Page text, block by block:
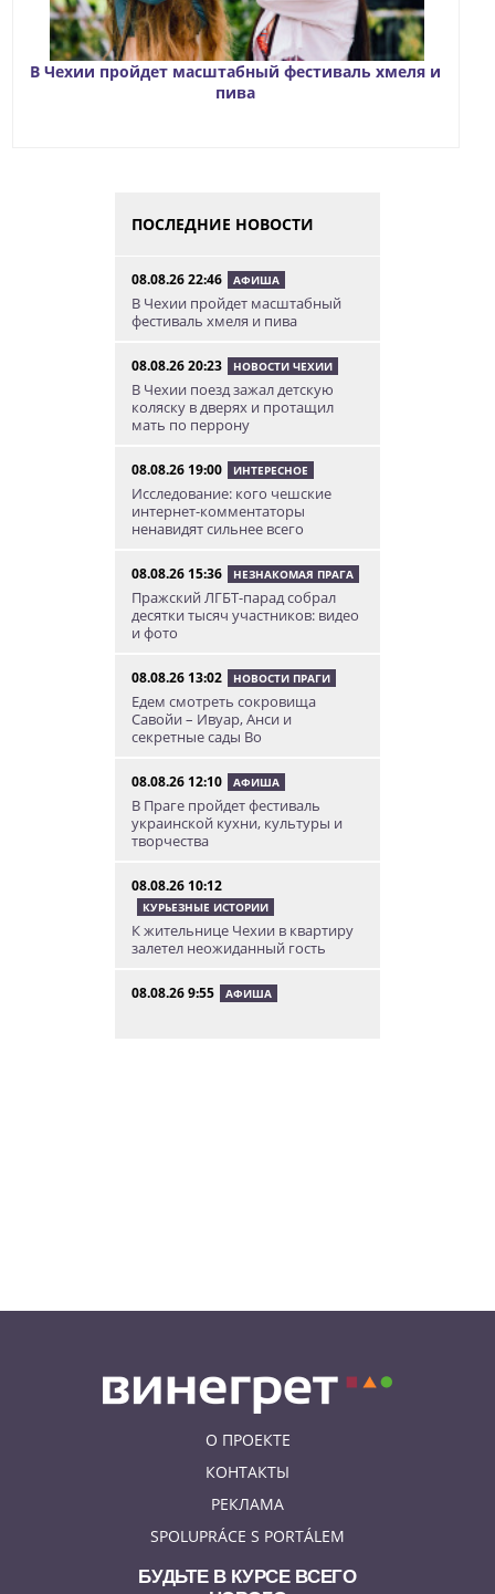
В Чехии пройдет масштабный фестиваль хмеля и
пива
ПОСЛЕДНИЕ НОВОСТИ
08.08.26 22:46 АФИША
В Чехии пройдет масштабный
фестиваль хмеля и пива
08.08.26 20:23 НОВОСТИ ЧЕХИИ
В Чехии поезд зажал детскую
коляску в дверях и протащил
мать по перрону
08.08.26 19:00 ИНТЕРЕСНОЕ
Исследование: кого чешские
интернет-комментаторы
ненавидят сильнее всего
08.08.26 15:36 НЕЗНАКОМАЯ ПРАГА
Пражский ЛГБТ-парад собрал
десятки тысяч участников: видео
и фото
08.08.26 13:02 НОВОСТИ ПРАГИ
Едем смотреть сокровища
Савойи – Ивуар, Анси и
секретные сады Во
08.08.26 12:10 АФИША
В Праге пройдет фестиваль
украинской кухни, культуры и
творчества
08.08.26 10:12
КУРЬЕЗНЫЕ ИСТОРИИ
К жительнице Чехии в квартиру
залетел неожиданный гость
08.08.26 9:55 АФИША
О ПРОЕКТЕ
КОНТАКТЫ
РЕКЛАМА
SPOLUPRÁCE S PORTÁLEM
БУДЬТЕ В КУРСЕ ВСЕГО